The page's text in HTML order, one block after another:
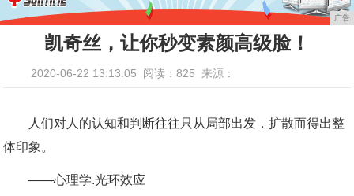
广告
凯奇丝，让你秒变素颜高级脸！
2020-06-22 13:13:05 阅读：825 来源：
人们对人的认知和判断往往只从局部出发，扩散而得出整
体印象。
——心理学.光环效应